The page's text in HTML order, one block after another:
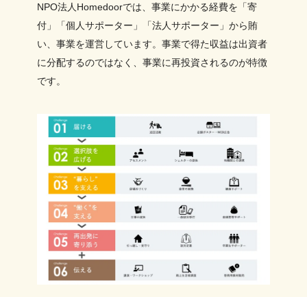
NPO法人Homedoorでは、事業にかかる経費を「寄
付」「個人サポーター」「法人サポーター」から賄
い、事業を運営しています。事業で得た収益は出資者
に分配するのではなく、事業に再投資されるのが特徴
です。